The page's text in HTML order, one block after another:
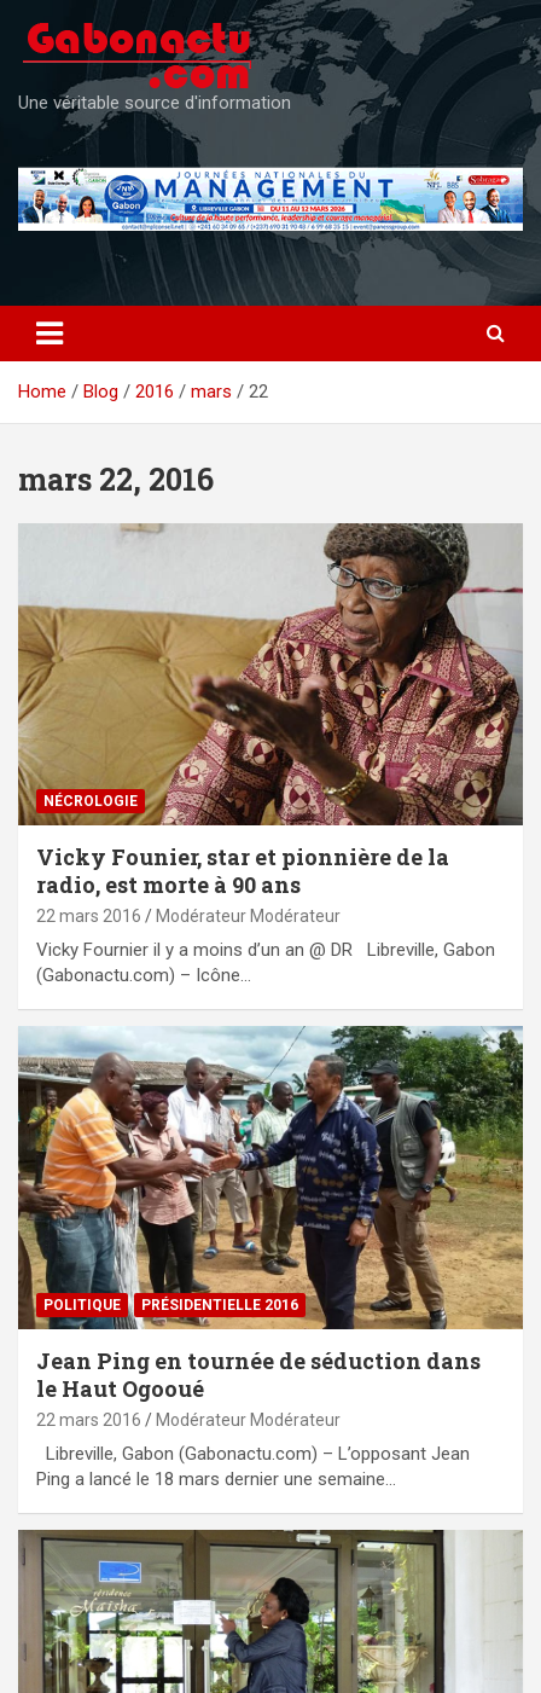
content
Une véritable source d'information
Home Blog 2016 mars 22
mars 22, 2016
NÉCROLOGIE
Vicky Founier, star et pionnière de la
radio, est morte à 90 ans
22 mars 2016 Modérateur Modérateur
Vicky Fournier il y a moins d’un an @ DR Libreville, Gabon
(Gabonactu.com) – Icône…
POLITIQUE PRÉSIDENTIELLE 2016
Jean Ping en tournée de séduction dans
le Haut Ogooué
22 mars 2016 Modérateur Modérateur
Libreville, Gabon (Gabonactu.com) – L’opposant Jean
Ping a lancé le 18 mars dernier une semaine…